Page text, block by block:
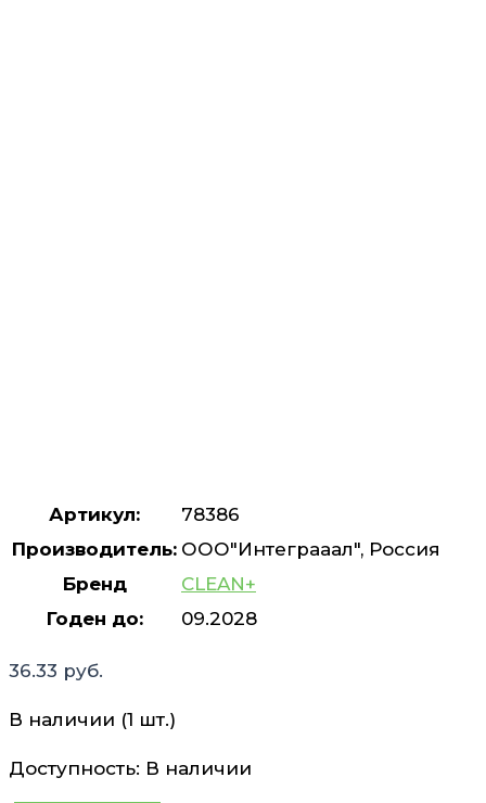
Артикул:
78386
Производитель: ООО"Интеграаал", Россия
Бренд
CLEAN+
Годен до:
09.2028
36.33 руб.
В наличии (1 шт.)
Доступность: В наличии